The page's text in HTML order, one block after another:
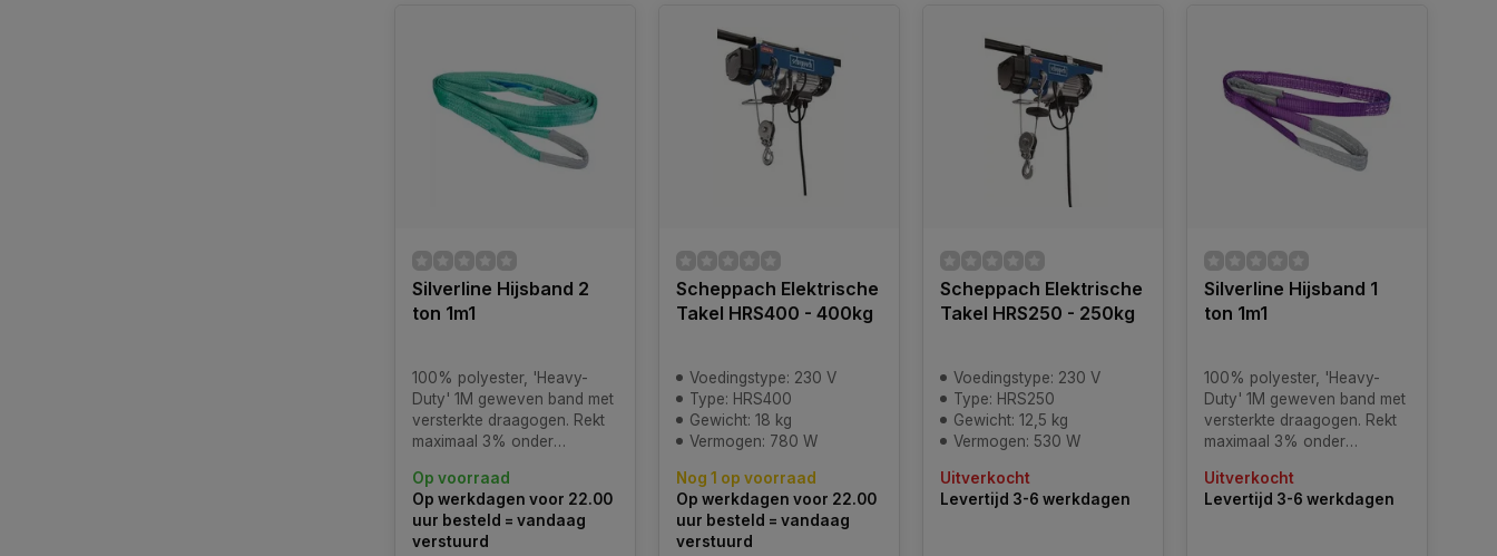
Silverline Hijsband 2
ton 1m1
100% polyester, 'Heavy-
Duty' 1M geweven band met
versterkte draagogen. Rekt
maximaal 3% onder
olie, organische
oplosmiddelen, alcohol,
zuren, water en zeewater.
Op voorraad
Op werkdagen voor 22.00
uur besteld = vandaag
verstuurd
Scheppach Elektrische
Takel HRS400 - 400kg
Voedingstype: 230 V
Type: HRS400
Gewicht: 18 kg
Vermogen: 780 W
Nog 1 op voorraad
Op werkdagen voor 22.00
uur besteld = vandaag
verstuurd
Scheppach Elektrische
Takel HRS250 - 250kg
Voedingstype: 230 V
Type: HRS250
Gewicht: 12,5 kg
Vermogen: 530 W
Uitverkocht
Levertijd 3-6 werkdagen
Silverline Hijsband 1
ton 1m1
100% polyester, 'Heavy-
Duty' 1M geweven band met
versterkte draagogen. Rekt
maximaal 3% onder
olie, organische
oplosmiddelen, alcohol,
Uitverkocht
Levertijd 3-6 werkdagen